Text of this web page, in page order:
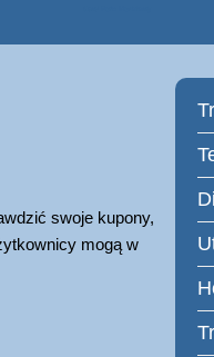
swoje kupony,
mogą w